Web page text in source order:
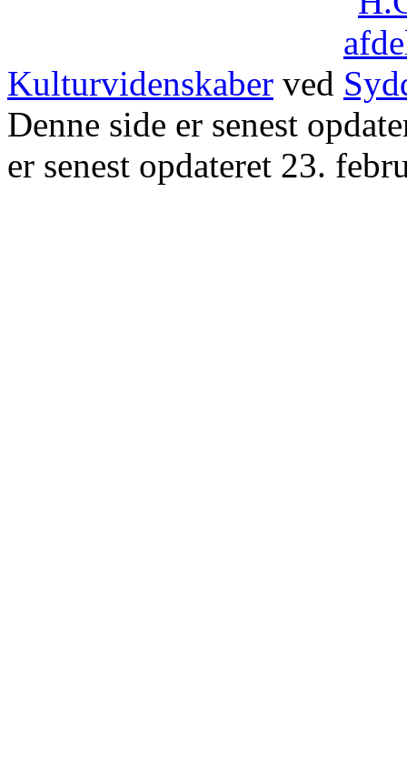
Kulturvidenskaber ved
Denne side er senest
er senest opdateret 23.